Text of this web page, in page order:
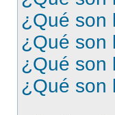
¿Qué son
¿Qué son
¿Qué son
¿Qué son